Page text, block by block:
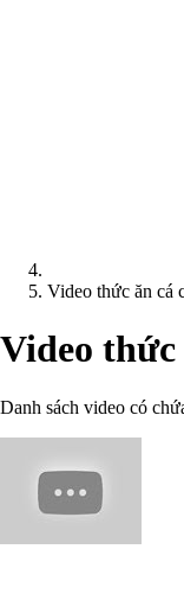
Video thức ăn cá
Video
Danh sách video có